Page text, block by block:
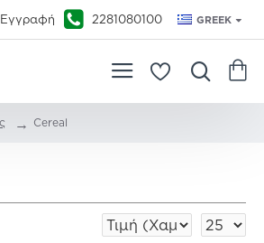
Εγγραφή 2281080100 GREEK
Cereal